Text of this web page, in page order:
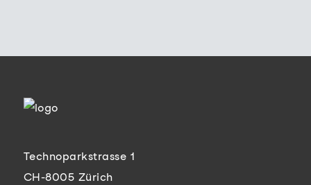
Technoparkstrasse 1
CH-8005 Zürich